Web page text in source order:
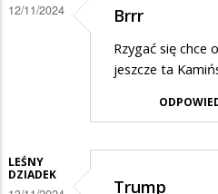
12/11/2024 Brrr
Rzygać się chce
jeszcze ta
LEŚNY
DZIADEK
Trump